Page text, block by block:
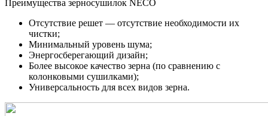
Преимущества зерносушилок NECO
Отсутствие решет — отсутствие необходимости их
чистки;
Минимальный уровень шума;
Энергосберегающий дизайн;
Более высокое качество зерна (по сравнению с
колонковыми сушилками);
Универсальность для всех видов зерна.